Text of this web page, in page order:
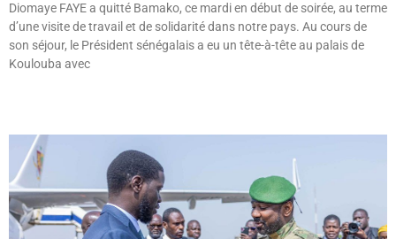
Diomaye FAYE a quitté Bamako, ce mardi en début de soirée, au terme
d’une visite de travail et de solidarité dans notre pays. Au cours de
son séjour, le Président sénégalais a eu un tête-à-tête au palais de
Koulouba avec